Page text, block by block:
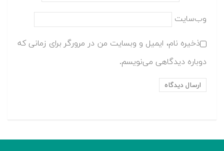
وب‌سایت
ذخیره نام، ایمیل و وبسایت من در مرورگر برای زمانی که
دوباره دیدگاهی می‌نویسم.